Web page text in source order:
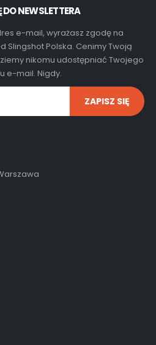
DO NEWSLETTERA
e-mail, wyrażasz zgodę na
Slingshot Polska. Cenimy Twoją
nikomu udostępniać Twojego
e-mail. Nigdy.